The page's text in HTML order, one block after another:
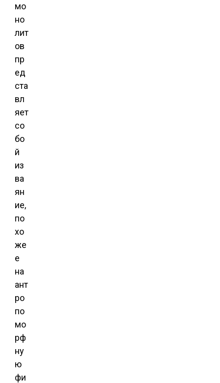
мо
но
лит
ов
пр
ед
ста
вл
яет
со
бо
й
из
ва
ян
ие,
по
хо
же
е
на
ант
ро
по
мо
рф
ну
ю
фи